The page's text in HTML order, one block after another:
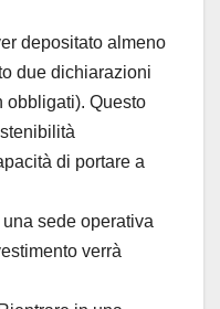
depositato almeno
due dichiarazioni
obbligati). Questo
di portare a
una sede operativa
verrà